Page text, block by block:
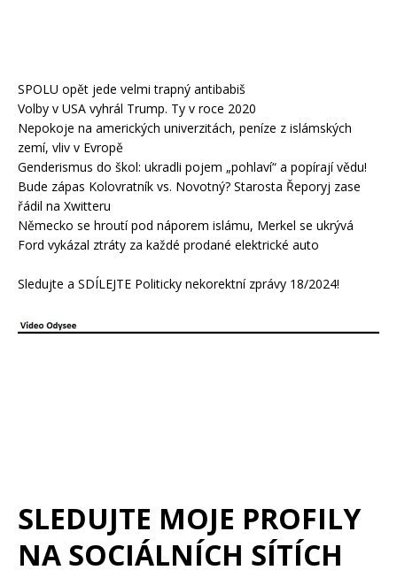
SPOLU opět jede velmi trapný antibabiš
Volby v USA vyhrál Trump. Ty v roce 2020
Nepokoje na amerických univerzitách, peníze z islámských
zemí, vliv v Evropě
Genderismus do škol: ukradli pojem „pohlaví“ a popírají vědu!
Bude zápas Kolovratník vs. Novotný? Starosta Řeporyj zase
řádil na Xwitteru
Německo se hroutí pod náporem islámu, Merkel se ukrývá
Ford vykázal ztráty za každé prodané elektrické auto
Sledujte a SDÍLEJTE Politicky nekorektní zprávy 18/2024!
SLEDUJTE MOJE PROFILY
NA SOCIÁLNÍCH SÍTÍCH